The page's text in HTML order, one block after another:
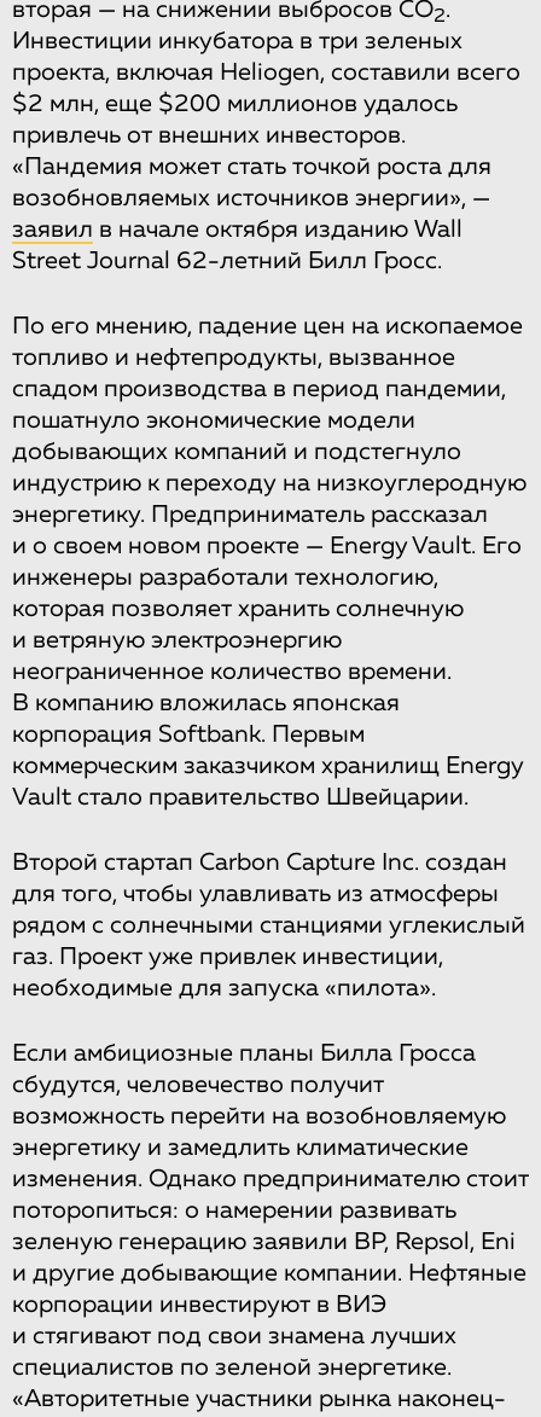
вторая — на снижении выбросов CO2.
Инвестиции инкубатора в три зеленых
проекта, включая Heliogen, составили всего
$2 млн, еще $200 миллионов удалось
привлечь от внешних инвесторов.
«Пандемия может стать точкой роста для
возобновляемых источников энергии», —
заявил в начале октября изданию Wall
Street Journal 62-летний Билл Гросс.
По его мнению, падение цен на ископаемое
топливо и нефтепродукты, вызванное
спадом производства в период пандемии,
пошатнуло экономические модели
добывающих компаний и подстегнуло
индустрию к переходу на низкоуглеродную
энергетику. Предприниматель рассказал
и о своем новом проекте — Energy Vault. Его
инженеры разработали технологию,
которая позволяет хранить солнечную
и ветряную электроэнергию
неограниченное количество времени.
В компанию вложилась японская
корпорация Softbank. Первым
коммерческим заказчиком хранилищ Energy
Vault стало правительство Швейцарии.
Второй стартап Carbon Capture Inc. создан
для того, чтобы улавливать из атмосферы
рядом с солнечными станциями углекислый
газ. Проект уже привлек инвестиции,
необходимые для запуска «пилота».
Если амбициозные планы Билла Гросса
сбудутся, человечество получит
возможность перейти на возобновляемую
энергетику и замедлить климатические
изменения. Однако предпринимателю стоит
поторопиться: о намерении развивать
зеленую генерацию заявили BP, Repsol, Eni
и другие добывающие компании. Нефтяные
корпорации инвестируют в ВИЭ
и стягивают под свои знамена лучших
специалистов по зеленой энергетике.
«Авторитетные участники рынка наконец-